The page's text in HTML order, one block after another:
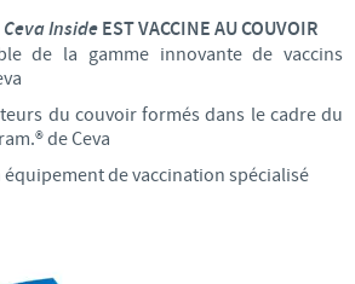
Ceva InsideEST VACCINE AU COUVOIR
de la gamme innovante de vaccins
du couvoir formés dans le cadre du
de Ceva
de vaccination spécialisé